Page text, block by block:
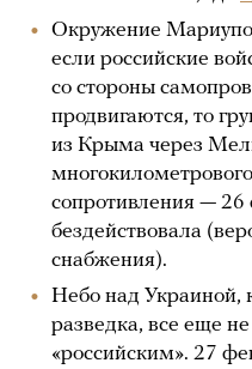
Окружение
если российские
со стороны
продвигаются, то
из Крыма через
сопротивления — 26
бездействовала
снабжения).
Небо над Украиной,
разведка, все еще
«российским». 27